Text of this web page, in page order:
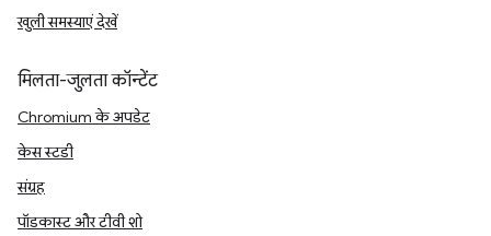
खुली समस्याएं देखें
मिलता-जुलता कॉन्टेंट
Chromium के अपडेट
केस स्टडी
संग्रह
पॉडकास्ट और टीवी शो